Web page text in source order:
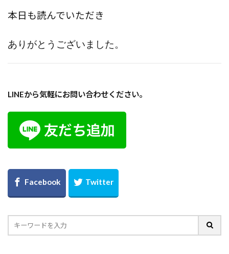
本日も読んでいただき
ありがとうございました。
LINEから気軽にお問い合わせください。